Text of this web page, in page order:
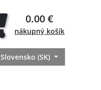
0.00 €
nákupný košík
Slovensko (SK)